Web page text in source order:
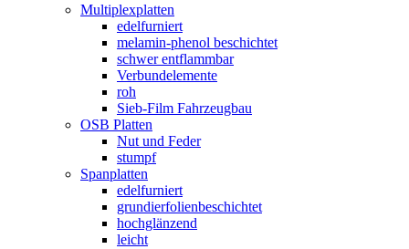
Multiplexplatten
edelfurniert
melamin-phenol beschichtet
schwer entflammbar
Verbundelemente
roh
Sieb-Film Fahrzeugbau
OSB Platten
Nut und Feder
stumpf
Spanplatten
edelfurniert
grundierfolienbeschichtet
hochglänzend
leicht